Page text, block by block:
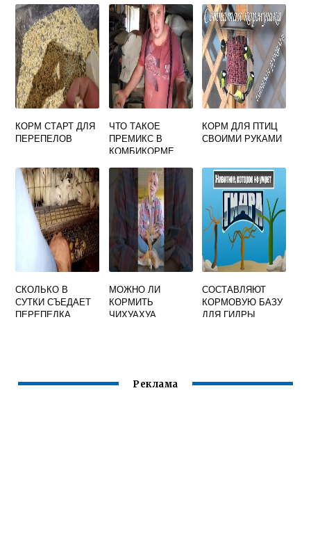
ТЕХНОЛОГИИ
ВЫРАЩИВАНИЯ
КОРМОВЫХ
СОРТОВ
КУКУРУЗЫ
КОРМ СТАРТ ДЛЯ
ПЕРЕПЕЛОВ
ЧТО ТАКОЕ
ПРЕМИКС В
КОМБИКОРМЕ
КОРМ ДЛЯ ПТИЦ
СВОИМИ РУКАМИ
СКОЛЬКО В
СУТКИ СЪЕДАЕТ
ПЕРЕПЕЛКА
МОЖНО ЛИ
КОРМИТЬ
ЧИХУАХУА
СОСТАВЛЯЮТ
КОРМОВУЮ БАЗУ
ДЛЯ ГИДРЫ
Реклама